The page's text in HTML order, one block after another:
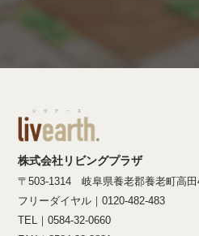
株式会社リビングプラザ
〒503-1314 岐阜県養老郡養老町高田
フリーダイヤル｜0120-482-483
TEL｜0584-32-0660